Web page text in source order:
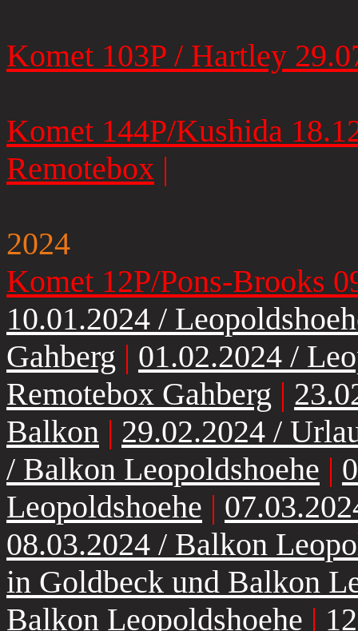
Komet 103P / Hartley
Komet 144P/Kushida
Remotebox |
2024
Komet 12P/Pons-Brooks
10.01.2024 /
Gahberg | 01.02.2024 /
Remotebox Gahberg |
Balkon | 29.02.2024 /
/ Balkon Leopoldshoehe |
Leopoldshoehe |
08.03.2024 / Balkon
in Goldbeck und Balkon
Balkon Leopoldshoehe |